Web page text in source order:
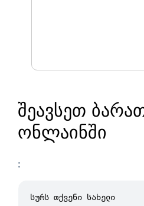
შეავსეთ
ონლაინში
: